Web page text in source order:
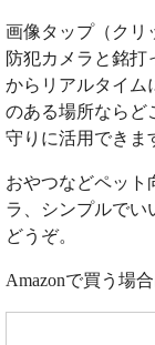
画像タップ（クリ
防犯カメラと銘打
からリアルタイム
のある場所ならど
守りに活用できま
おやつなどペット
ラ、シンプルでい
どうぞ。
Amazonで買う場合